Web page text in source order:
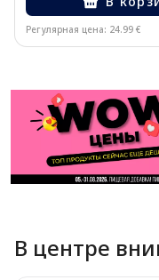
Регулярная цена: 24.99 €
В центре